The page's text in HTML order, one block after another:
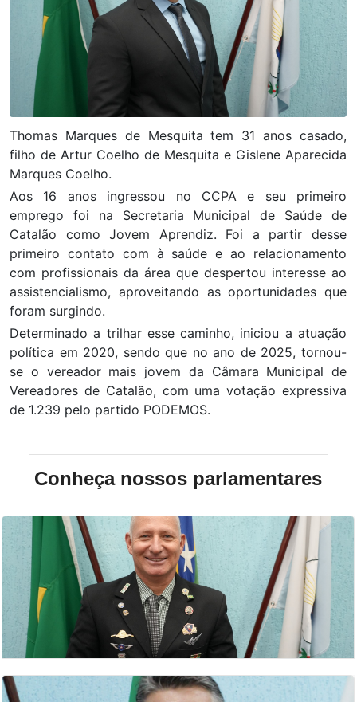
Thomas Marques de Mesquita tem 31 anos casado,
filho de Artur Coelho de Mesquita e Gislene Aparecida
Marques Coelho.
Aos 16 anos ingressou no CCPA e seu primeiro
emprego foi na Secretaria Municipal de Saúde de
Catalão como Jovem Aprendiz. Foi a partir desse
primeiro contato com à saúde e ao relacionamento
com profissionais da área que despertou interesse ao
assistencialismo, aproveitando as oportunidades que
foram surgindo.
Determinado a trilhar esse caminho, iniciou a atuação
política em 2020, sendo que no ano de 2025, tornou-
se o vereador mais jovem da Câmara Municipal de
Vereadores de Catalão, com uma votação expressiva
de 1.239 pelo partido PODEMOS.
Conheça nossos parlamentares